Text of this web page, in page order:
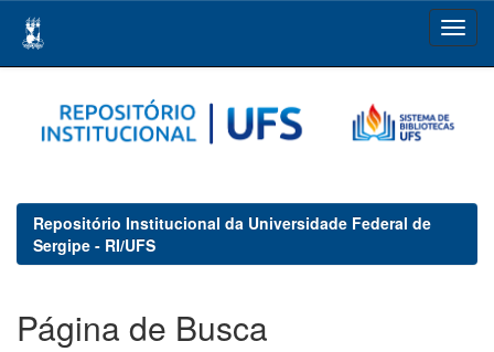
navigation
Repositório Institucional da Universidade Federal de
Sergipe - RI/UFS
Página de Busca